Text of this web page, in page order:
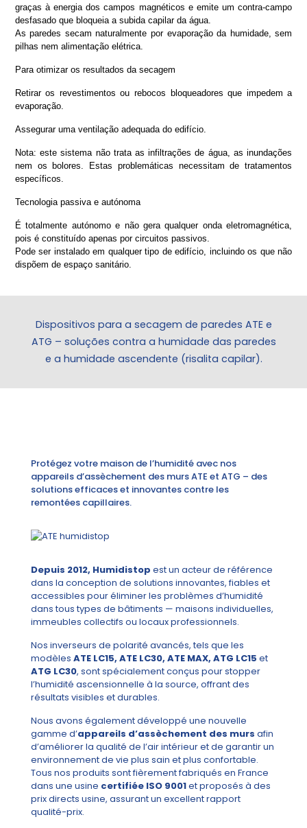
graças à energia dos campos magnéticos e emite um contra-campo
desfasado que bloqueia a subida capilar da água.
As paredes secam naturalmente por evaporação da humidade, sem
pilhas nem alimentação elétrica.
Para otimizar os resultados da secagem
Retirar os revestimentos ou rebocos bloqueadores que impedem a
evaporação.
Assegurar uma ventilação adequada do edifício.
Nota: este sistema não trata as infiltrações de água, as inundações
nem os bolores. Estas problemáticas necessitam de tratamentos
específicos.
Tecnologia passiva e autónoma
É totalmente autónomo e não gera qualquer onda eletromagnética,
pois é constituído apenas por circuitos passivos.
Pode ser instalado em qualquer tipo de edifício, incluindo os que não
dispõem de espaço sanitário.
Dispositivos para a secagem de paredes ATE e
ATG – soluções contra a humidade das paredes
e a humidade ascendente (risalita capilar).
Protégez votre maison de l’humidité avec nos
appareils d’assèchement des murs ATE et ATG – des
solutions efficaces et innovantes contre les
remontées capillaires.
Depuis 2012, Humidistop est un acteur de référence
dans la conception de solutions innovantes, fiables et
accessibles pour éliminer les problèmes d’humidité
dans tous types de bâtiments — maisons individuelles,
immeubles collectifs ou locaux professionnels.
Nos inverseurs de polarité avancés, tels que les
modèles ATE LC15, ATE LC30, ATE MAX, ATG LC15 et
ATG LC30, sont spécialement conçus pour stopper
l’humidité ascensionnelle à la source, offrant des
résultats visibles et durables.
Nous avons également développé une nouvelle
gamme d’appareils d’assèchement des murs afin
d’améliorer la qualité de l’air intérieur et de garantir un
environnement de vie plus sain et plus confortable.
Tous nos produits sont fièrement fabriqués en France
dans une usine certifiée ISO 9001et proposés à des
prix directs usine, assurant un excellent rapport
qualité-prix.